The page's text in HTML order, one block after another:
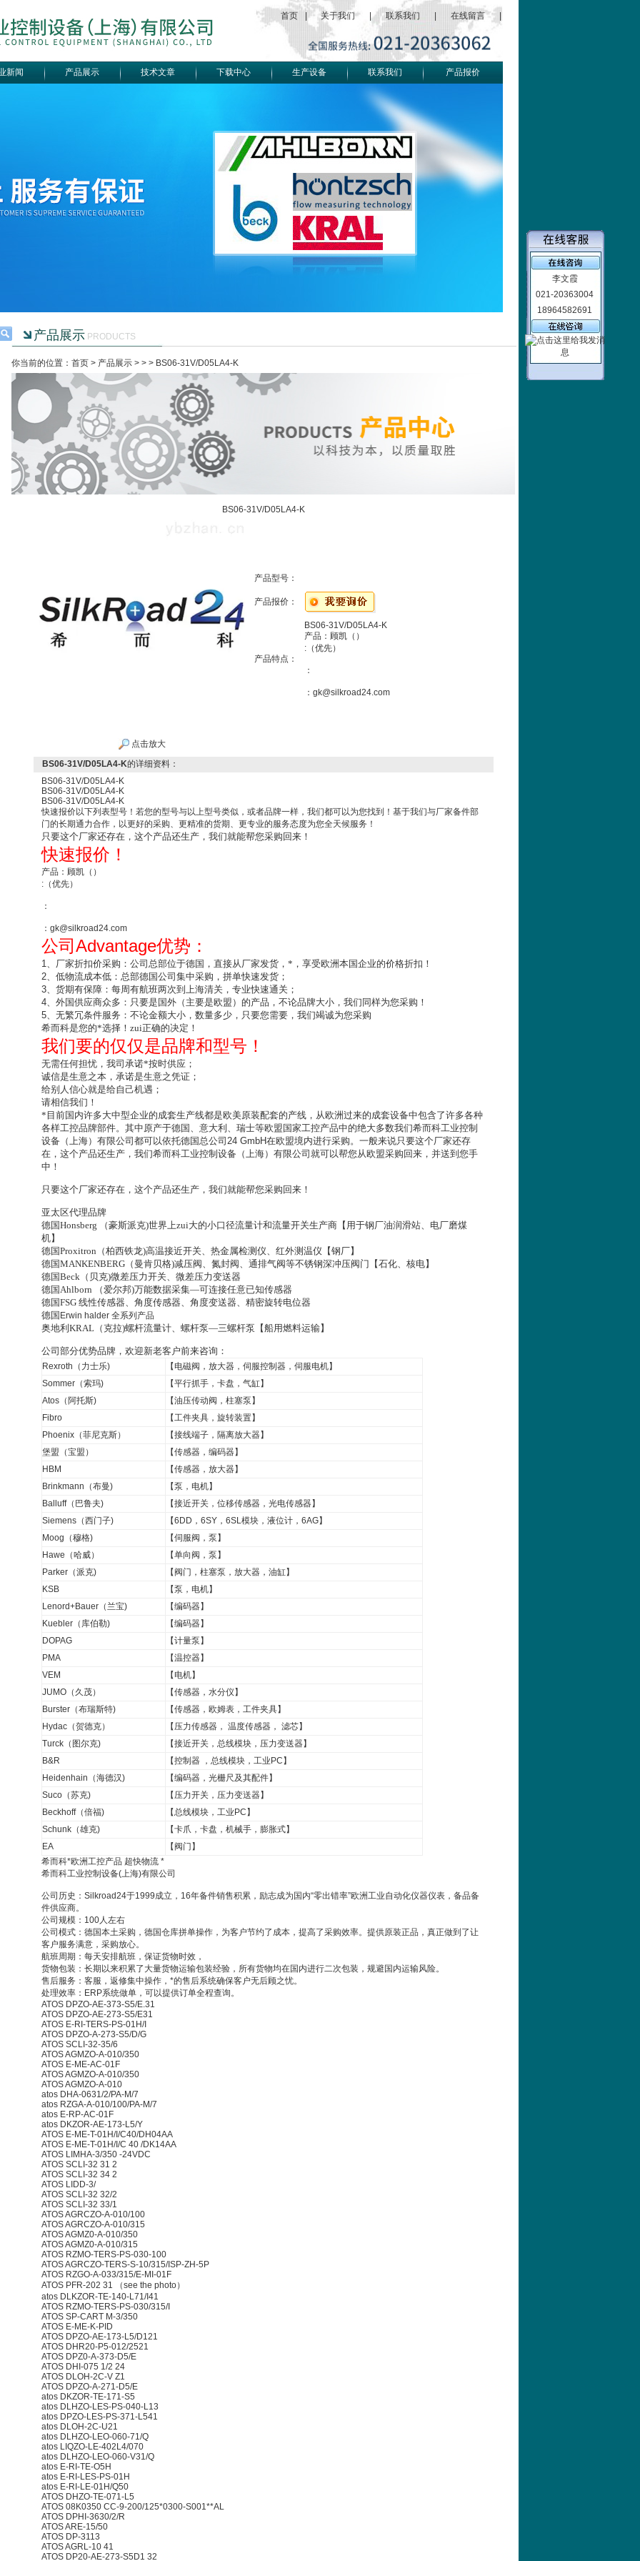
首页 关于我们 联系我们 在线留言
新闻 产品展示 技术文章 下载中心 生产设备 联系我们 产品报价
产品展示PRODUCTS
你当前的位置：首页 > 产品展示> > > BS06-31V/D05LA4-K
BS06-31V/D05LA4-K
点击放大
产品型号：
产品报价：
产品特点：
BS06-31V/D05LA4-K
产品：顾凯（）
:（优先）
：
：gk@silkroad24.com
BS06-31V/D05LA4-K的详细资料：
BS06-31V/D05LA4-K
BS06-31V/D05LA4-K
BS06-31V/D05LA4-K
快速报价以下列表型号！若您的型号与以上型号类似，或者品牌一样，我们都可以为您找到！基于我们与厂家备件部
门的长期通力合作，以更好的采购、更精准的货期、更专业的服务态度为您全天候服务！
只要这个厂家还存在，这个产品还生产，我们就能帮您采购回来！
快速报价！
产品：顾凯（）
:（优先）
：
：gk@silkroad24.com
公司Advantage优势：
1、厂家折扣价采购：公司总部位于德国，直接从厂家发货，*，享受欧洲本国企业的价格折扣！
2、低物流成本低：总部德国公司集中采购，拼单快速发货；
3、货期有保障：每周有航班两次到上海清关，专业快速通关；
4、外国供应商众多：只要是国外（主要是欧盟）的产品，不论品牌大小，我们同样为您采购！
5、无繁冗条件服务：不论金额大小，数量多少，只要您需要，我们竭诚为您采购
希而科是您的*选择！zui正确的决定！
我们要的仅仅是品牌和型号！
无需任何担忧，我司承诺*按时供应；
诚信是生意之本，承诺是生意之凭证；
给别人信心就是给自己机遇；
请相信我们！
*目前国内许多大中型企业的成套生产线都是欧美原装配套的产线，从欧洲过来的成套设备中包含了许多各种
各样工控品牌部件。其中原产于德国、意大利、瑞士等欧盟国家工控产品中的绝大多数我们希而科工业控制
设备（上海）有限公司都可以依托德国总公司 24 GmbH在欧盟境内进行采购。一般来说只要这个厂家还存
在，这个产品还生产，我们希而科工业控制设备（上海）有限公司就可以帮您从欧盟采购回来，并送到您手
中！
只要这个厂家还存在，这个产品还生产，我们就能帮您采购回来！
亚太区代理品牌
德国Honsberg （豪斯派克)世界上zui大的小口径流量计和流量开关生产商【用于钢厂油润滑站、电厂磨煤
机】
德国Proxitron（柏西铁龙)高温接近开关、热金属检测仪、红外测温仪【钢厂】
德国MANKENBERG（曼肯贝格)减压阀、氮封阀、通排气阀等不锈钢深冲压阀门【石化、核电】
德国Beck（贝克)微差压力开关、微差压力变送器
德国Ahlborn （爱尔邦)万能数据采集—可连接任意已知传感器
德国FSG 线性传感器、角度传感器、角度变送器、精密旋转电位器
德国 Erwin halder 全系列产品
奥地利KRAL（克拉)螺杆流量计、螺杆泵—三螺杆泵【船用燃料运输】
公司部分优势品牌，欢迎新老客户前来咨询：
Rexroth（力士乐)
【电磁阀，放大器，伺服控制器，伺服电机】
Sommer（索玛)
【平行抓手，卡盘，气缸】
Atos（阿托斯)
【油压传动阀，柱塞泵】
Fibro
【工件夹具，旋转装置】
Phoenix（菲尼克斯）
【接线端子，隔离放大器】
堡盟（宝盟）
【传感器，编码器】
HBM
【传感器，放大器】
Brinkmann（布曼)
【泵，电机】
Balluff（巴鲁夫)
【接近开关，位移传感器，光电传感器】
Siemens（西门子)
【6DD，6SY，6SL模块，液位计，6AG】
Moog（穆格)
【伺服阀，泵】
Hawe（哈威）
【单向阀，泵】
Parker（派克)
【阀门，柱塞泵，放大器，油缸】
KSB
【泵，电机】
Lenord+Bauer（兰宝)
【编码器】
Kuebler（库伯勒)
【编码器】
DOPAG
【计量泵】
PMA
【温控器】
VEM
【电机】
JUMO（久茂）
【传感器，水分仪】
Burster（布瑞斯特)
【传感器，欧姆表，工件夹具】
Hydac（贺德克）
【压力传感器， 温度传感器， 滤芯】
Turck（图尔克)
【接近开关，总线模块，压力变送器】
B&R
【控制器 ，总线模块，工业PC】
Heidenhain（海德汉)
【编码器，光栅尺及其配件】
Suco（苏克)
【压力开关，压力变送器】
Beckhoff（倍福)
【总线模块，工业PC】
Schunk（雄克)
【卡爪，卡盘，机械手，膨胀式】
EA
【阀门】
希而科*欧洲工控产品 超快物流 *
希而科工业控制设备(上海)有限公司
公司历史：Silkroad24于1999成立，16年备件销售积累，励志成为国内“零出错率”欧洲工业自动化仪器仪表，备品备
件供应商。
公司规模：100人左右
公司模式：德国本土采购，德国仓库拼单操作，为客户节约了成本，提高了采购效率。提供原装正品，真正做到了让
客户服务满意，采购放心。
航班周期：每天安排航班，保证货物时效，
货物包装：长期以来积累了大量货物运输包装经验，所有货物均在国内进行二次包装，规避国内运输风险。
售后服务：客服，返修集中操作，*的售后系统确保客户无后顾之忧。
处理效率：ERP系统做单，可以提供订单全程查询。
ATOS DPZO-AE-373-S5/E.31
ATOS DPZO-AE-273-S5/E31
ATOS E-RI-TERS-PS-01H/I
ATOS DPZO-A-273-S5/D/G
ATOS SCLI-32-35/6
ATOS AGMZO-A-010/350
ATOS E-ME-AC-01F
ATOS AGMZO-A-010/350
ATOS AGMZO-A-010
atos DHA-0631/2/PA-M/7
atos RZGA-A-010/100/PA-M/7
atos E-RP-AC-01F
atos DKZOR-AE-173-L5/Y
ATOS E-ME-T-01H/I/C40/DH04AA
ATOS E-ME-T-01H/I/C 40 /DK14AA
ATOS LIMHA-3/350 -24VDC
ATOS SCLI-32 31 2
ATOS SCLI-32 34 2
ATOS LIDD-3/
ATOS SCLI-32 32/2
ATOS SCLI-32 33/1
ATOS AGRCZO-A-010/100
ATOS AGRCZO-A-010/315
ATOS AGMZ0-A-010/350
ATOS AGMZ0-A-010/315
ATOS RZMO-TERS-PS-030-100
ATOS AGRCZO-TERS-S-10/315/ISP-ZH-5P
ATOS RZGO-A-033/315/E-MI-01F
ATOS PFR-202 31 （see the photo）
atos DLKZOR-TE-140-L71/I41
ATOS RZMO-TERS-PS-030/315/I
ATOS SP-CART M-3/350
ATOS E-ME-K-PID
ATOS DPZO-AE-173-L5/D121
ATOS DHR20-P5-012/2521
ATOS DPZ0-A-373-D5/E
ATOS DHI-075 1/2 24
ATOS DLOH-2C-V Z1
ATOS DPZO-A-271-D5/E
atos DKZOR-TE-171-S5
atos DLHZO-LES-PS-040-L13
atos DPZO-LES-PS-371-L541
atos DLOH-2C-U21
atos DLHZO-LEO-060-71/Q
atos LIQZO-LE-402L4/070
atos DLHZO-LEO-060-V31/Q
atos E-RI-TE-O5H
atos E-RI-LES-PS-01H
atos E-RI-LE-01H/Q50
ATOS DHZO-TE-071-L5
ATOS 08K0350 CC-9-200/125*0300-S001**AL
ATOS DPHI-3630/2/R
ATOS ARE-15/50
ATOS DP-3113
ATOS AGRL-10 41
ATOS DP20-AE-273-S5D1 32
李文霞
021-20363004
18964582691